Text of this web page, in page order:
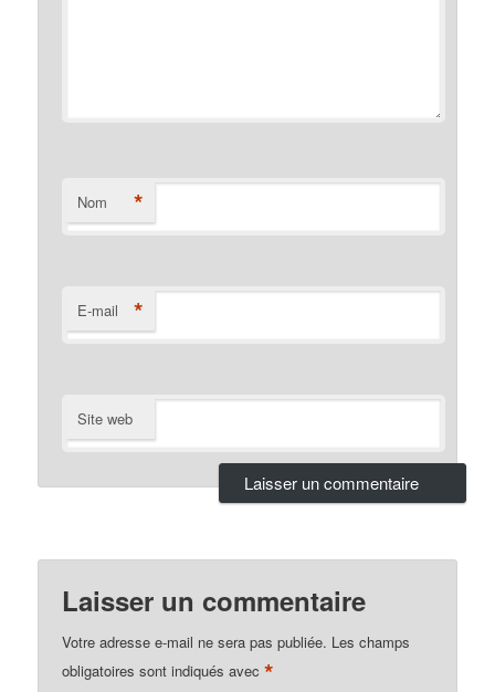
Nom *
E-mail *
Site web
Laisser un commentaire
Votre adresse e-mail ne sera pas publiée. Les champs
obligatoires sont indiqués avec*